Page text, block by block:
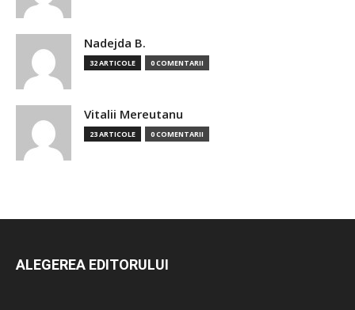
Nadejda B.
32 ARTICOLE 0 COMENTARII
Vitalii Mereutanu
23 ARTICOLE 0 COMENTARII
ALEGEREA EDITORULUI